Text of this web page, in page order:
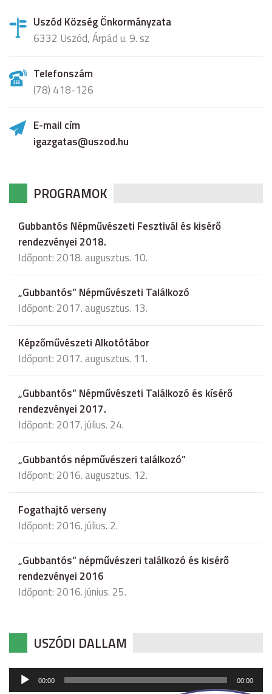
Uszód Község Önkormányzata
6332 Uszód, Árpád u. 9. sz
Telefonszám
(78) 418-126
E-mail cím
igazgatas@uszod.hu
PROGRAMOK
Gubbantós Népművészeti Fesztivál és kisérő
rendezvényei 2018.
Időpont: 2018. augusztus. 10.
„Gubbantós” Népművészeti Találkozó
Időpont: 2017. augusztus. 13.
Képzőművészeti Alkotótábor
Időpont: 2017. augusztus. 11.
„Gubbantós” Népművészeti Találkozó és kísérő
rendezvényei 2017.
Időpont: 2017. július. 24.
„Gubbantós népművészeri találkozó”
Időpont: 2016. augusztus. 12.
Fogathajtó verseny
Időpont: 2016. július. 2.
„Gubbantós” népművészeri találkozó és kisérő
rendezvényei 2016
Időpont: 2016. június. 25.
USZÓDI DALLAM
Audió
00:00 00:00